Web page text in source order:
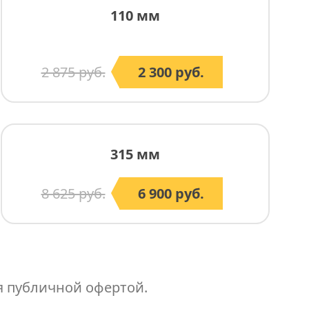
110 мм
2 875 руб. 2 300 руб.
315 мм
8 625 руб. 6 900 руб.
офертой.